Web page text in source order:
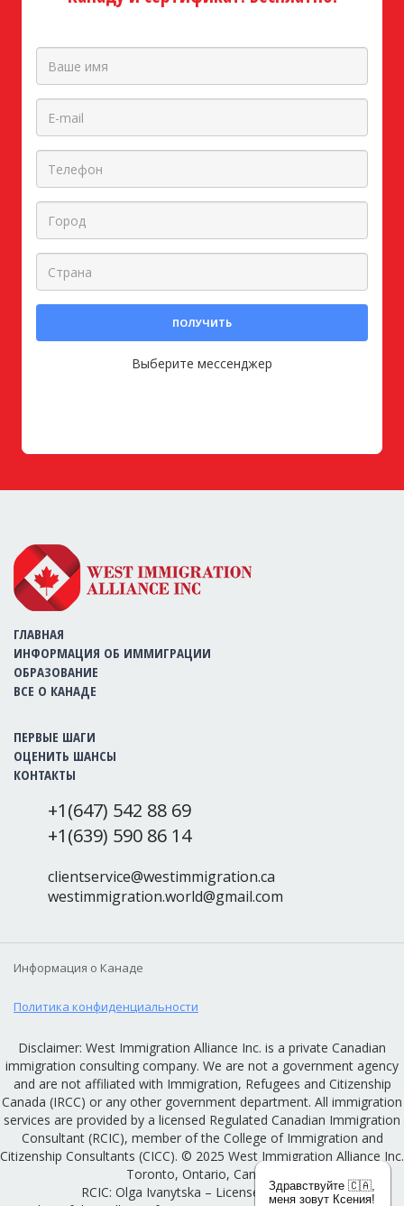
ПОЛУЧИТЬ
Выберите мессенджер
ГЛАВНАЯ
ИНФОРМАЦИЯ ОБ ИММИГРАЦИИ
ОБРАЗОВАНИЕ
ВСЕ О КАНАДЕ
ПЕРВЫЕ ШАГИ
ОЦЕНИТЬ ШАНСЫ
КОНТАКТЫ
+1(647) 542 88 69
+1(639) 590 86 14
clientservice@westimmigration.ca
westimmigration.world@gmail.com
Информация о Канаде
Политика конфиденциальности
Disclaimer: West Immigration Alliance Inc. is a private Canadian
immigration consulting company. We are not a government agency
and are not affiliated with Immigration, Refugees and Citizenship
Canada (IRCC) or any other government department. All immigration
services are provided by a licensed Regulated Canadian Immigration
Consultant (RCIC), member of the College of Immigration and
Citizenship Consultants (CICC). © 2025 West Immigration Alliance Inc.
Toronto, Ontario, Canada
RCIC: Olga Ivanytska – License #R522136Здравствуйте 🇨🇦,
меня зовут Ксения!